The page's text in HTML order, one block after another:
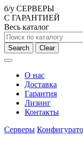
б/у СЕРВЕРЫ
С ГАРАНТИЕЙ
Весь каталог
Search Clear
О нас
Доставка
Гарантия
Лизинг
Контакты
Серверы